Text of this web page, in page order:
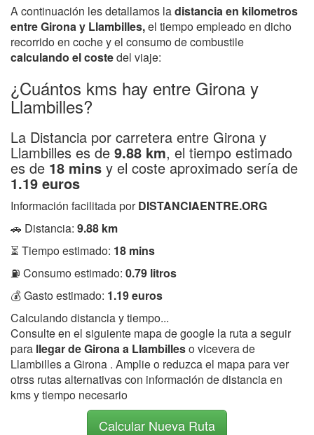
A continuación les detallamos ladistancia en kilometros
entre Girona y Llambilles,el tiempo empleado en dicho
recorrido en coche y el consumo de combustile
calculando el costedel viaje:
¿Cuántos kms hay entre Girona y
Llambilles?
La Distancia por carretera entre Girona y
Llambilles es de 9.88 km, el tiempo estimado
es de 18 mins y el coste aproximado sería de
1.19 euros
Información facilitada porDISTANCIAENTRE.ORG
🚗 Distancia: 9.88 km
⏳ Tiempo estimado: 18 mins
⛽ Consumo estimado: 0.79 litros
💰 Gasto estimado: 1.19 euros
Calculando distancia y tiempo...
Consulte en el siguiente mapa de google la ruta a seguir
para llegar de Girona a Llambilleso vicevera de
Llambilles a Girona . Amplie o reduzca el mapa para ver
otrss rutas alternativas con información de distancia en
kms y tiempo necesario
Calcular Nueva Ruta